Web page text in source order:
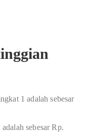
1 adalah sebesar
sebesar Rp.